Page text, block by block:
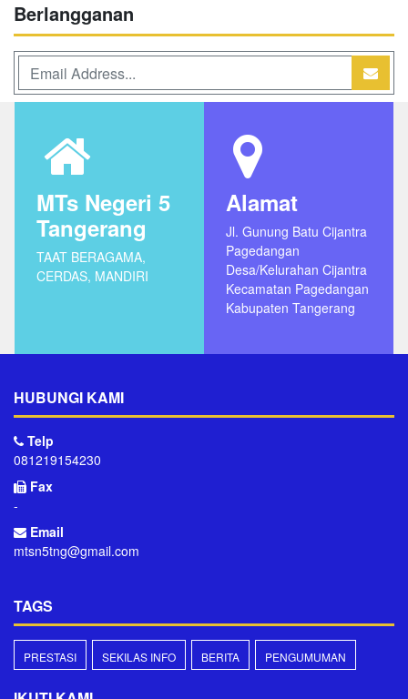
Berlangganan
MTs Negeri 5
Tangerang
TAAT BERAGAMA,
CERDAS, MANDIRI
Alamat
Jl. Gunung Batu Cijantra
Pagedangan
Desa/Kelurahan Cijantra
Kecamatan Pagedangan
Kabupaten Tangerang
HUBUNGI KAMI
Telp
081219154230
Fax
-
Email
mtsn5tng@gmail.com
TAGS
PRESTASI SEKILAS INFO BERITA PENGUMUMAN